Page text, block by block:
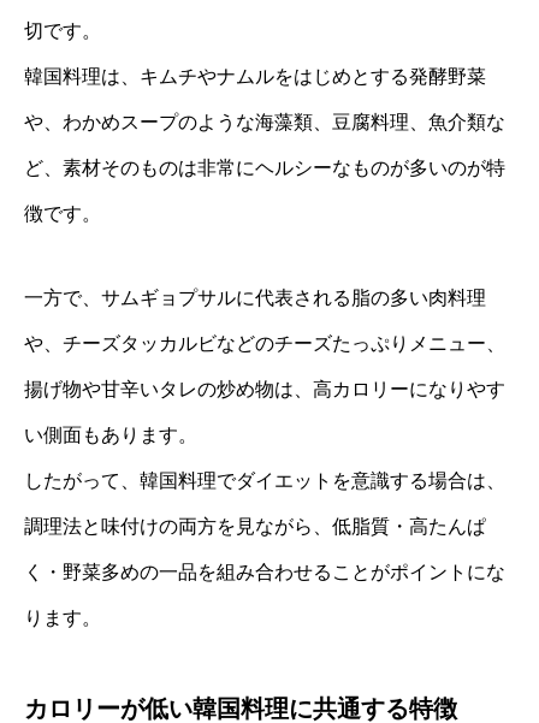
切です。
韓国料理は、キムチやナムルをはじめとする発酵野菜
や、わかめスープのような海藻類、豆腐料理、魚介類な
ど、素材そのものは非常にヘルシーなものが多いのが特
徴です。
一方で、サムギョプサルに代表される脂の多い肉料理
や、チーズタッカルビなどのチーズたっぷりメニュー、
揚げ物や甘辛いタレの炒め物は、高カロリーになりやす
い側面もあります。
したがって、韓国料理でダイエットを意識する場合は、
調理法と味付けの両方を見ながら、低脂質・高たんぱ
く・野菜多めの一品を組み合わせることがポイントにな
ります。
カロリーが低い韓国料理に共通する特徴